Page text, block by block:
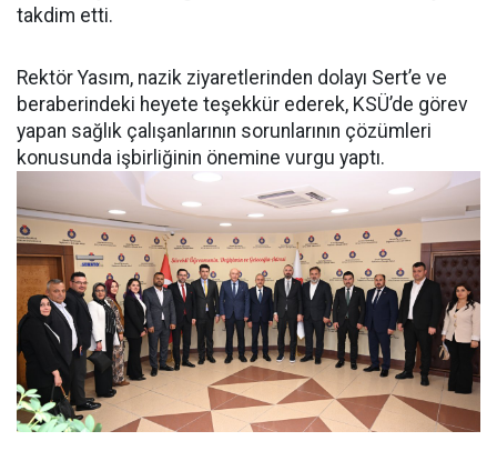
takdim etti.
Rektör Yasım, nazik ziyaretlerinden dolayı Sert’e ve
beraberindeki heyete teşekkür ederek, KSÜ’de görev
yapan sağlık çalışanlarının sorunlarının çözümleri
konusunda işbirliğinin önemine vurgu yaptı.